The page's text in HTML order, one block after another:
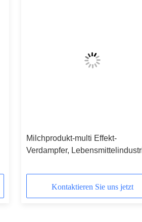
Milchprodukt-multi Effekt-
Verdampfer,
Kontaktieren Sie uns jetzt